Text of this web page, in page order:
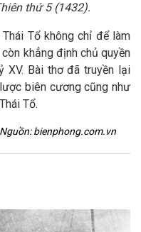
thứ 5 (1432).
Tổ không chỉ để làm
khẳng định chủ quyền
XV. Bài thơ đã truyền lại
biên cương cũng như
Tổ.
Nguồn: bienphong.com.vn